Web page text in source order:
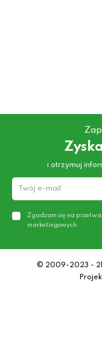
i otrzymuj
Zgadzam się na
marketingowych.
© 2009-2023 -